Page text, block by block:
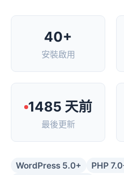
40+
安裝啟用
1485 天前
最後更新
WordPress 5.0+ PHP